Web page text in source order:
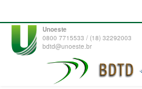
Unoeste
0800 7715533 / (18) 32292003
bdtd@unoeste.br